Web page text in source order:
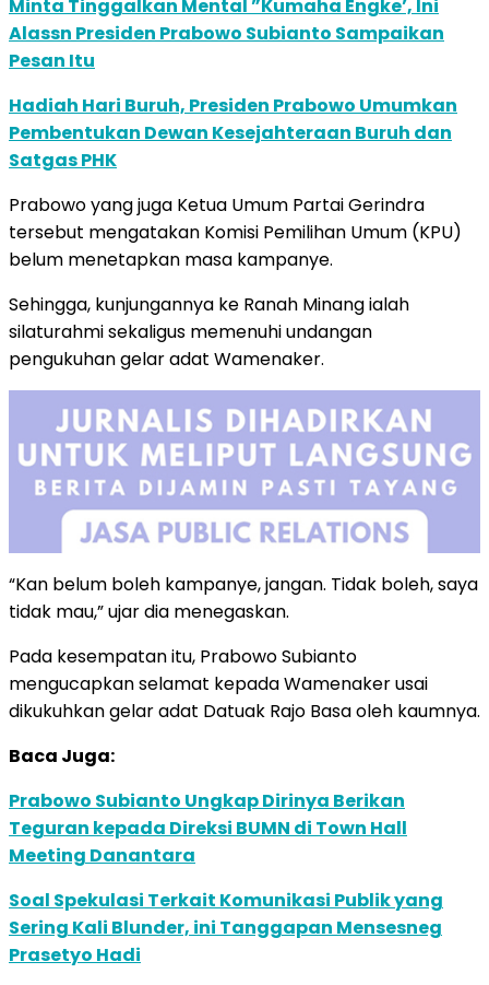
Minta Tinggalkan Mental ”Kumaha Engke’, Ini
Alassn Presiden Prabowo Subianto Sampaikan
Pesan Itu
Hadiah Hari Buruh, Presiden Prabowo Umumkan
Pembentukan Dewan Kesejahteraan Buruh dan
Satgas PHK
Prabowo yang juga Ketua Umum Partai Gerindra
tersebut mengatakan Komisi Pemilihan Umum (KPU)
belum menetapkan masa kampanye.
Sehingga, kunjungannya ke Ranah Minang ialah
silaturahmi sekaligus memenuhi undangan
pengukuhan gelar adat Wamenaker.
“Kan belum boleh kampanye, jangan. Tidak boleh, saya
tidak mau,” ujar dia menegaskan.
Pada kesempatan itu, Prabowo Subianto
mengucapkan selamat kepada Wamenaker usai
dikukuhkan gelar adat Datuak Rajo Basa oleh kaumnya.
Baca Juga:
Prabowo Subianto Ungkap Dirinya Berikan
Teguran kepada Direksi BUMN di Town Hall
Meeting Danantara
Soal Spekulasi Terkait Komunikasi Publik yang
Sering Kali Blunder, ini Tanggapan Mensesneg
Prasetyo Hadi